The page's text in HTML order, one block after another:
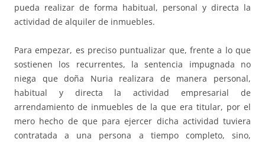
pueda realizar de forma habitual, personal y directa la
actividad de alquiler de inmuebles.
Para empezar, es preciso puntualizar que, frente a lo que
sostienen los recurrentes, la sentencia impugnada no
niega que doña Nuria realizara de manera personal,
habitual y directa la actividad empresarial de
arrendamiento de inmuebles de la que era titular, por el
mero hecho de que para ejercer dicha actividad tuviera
contratada a una persona a tiempo completo, sino,